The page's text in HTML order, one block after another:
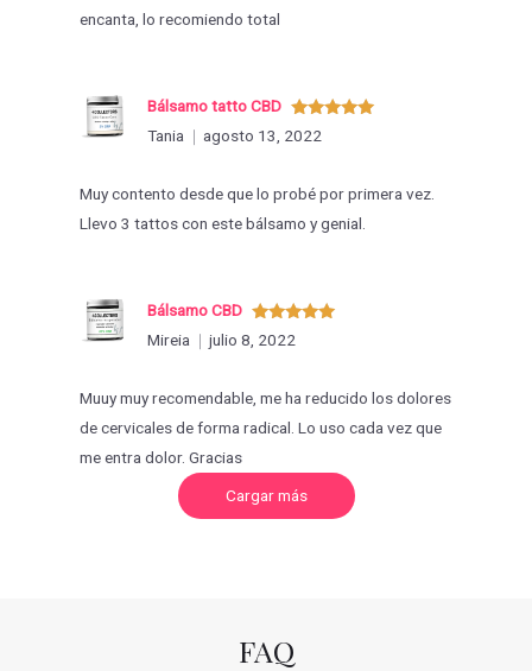
encanta, lo recomiendo total
Valorado
con
Bálsamo tatto CBD
Tania
agosto 13, 2022
Muy contento desde que lo probé por primera vez.
Llevo 3 tattos con este bálsamo y genial.
Valorado
con5de 5
Bálsamo CBD
Mireia
julio 8, 2022
Muuy muy recomendable, me ha reducido los dolores
de cervicales de forma radical. Lo uso cada vez que
me entra dolor. Gracias
Cargar másC
r
FAQ